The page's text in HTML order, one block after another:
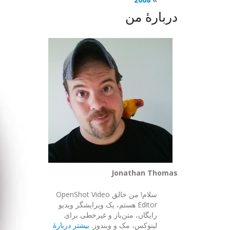
دربارهٔ من
Jonathan Thomas
سلام! من خالق OpenShot Video
Editor هستم، یک ویرایشگر ویدیو
رایگان، متن‌باز و غیرخطی برای
لینوکس، مک و ویندوز. بیشتر دربارهٔ